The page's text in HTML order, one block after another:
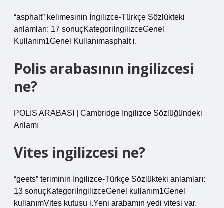
“asphalt” kelimesinin İngilizce-Türkçe Sözlükteki
anlamları: 17 sonuçKategoriİngilizceGenel
Kullanım1Genel Kullanımasphalt i.
Polis arabasının ingilizcesi
ne?
POLİS ARABASI | Cambridge İngilizce Sözlüğündeki
Anlamı
Vites ingilizcesi ne?
“geets” teriminin İngilizce-Türkçe Sözlükteki anlamları:
13 sonuçKategoriİngilizceGenel kullanım1Genel
kullanımVites kutusu i.Yeni arabamın yedi vitesi var.